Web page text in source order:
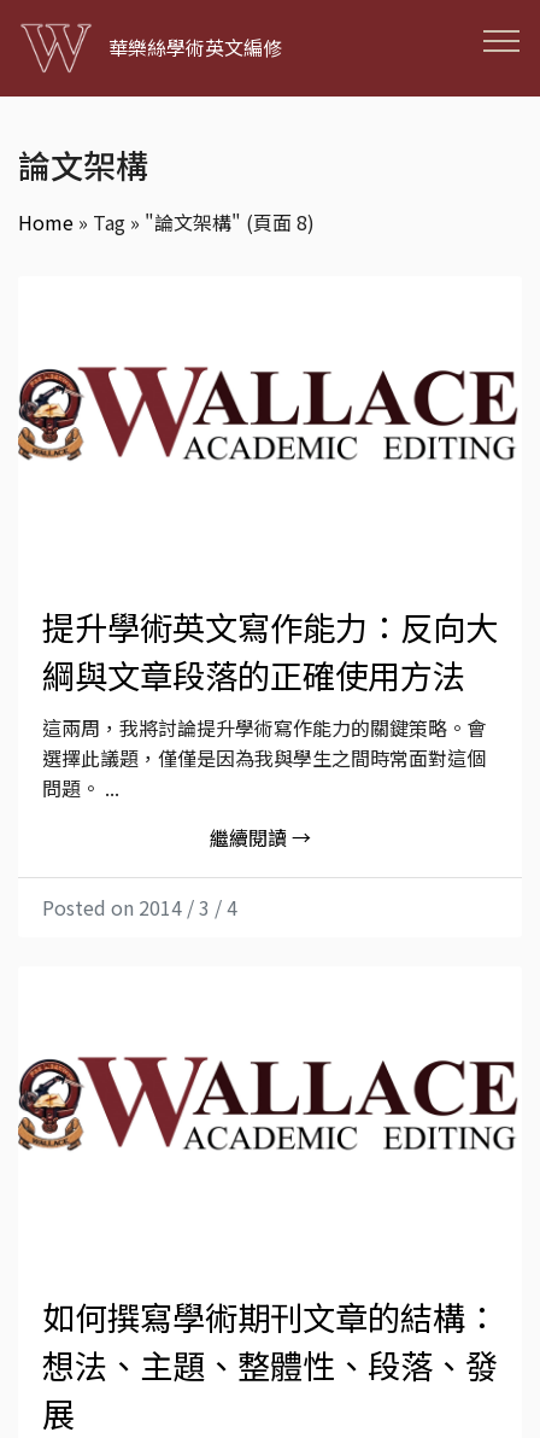
華樂絲學術英文編修
論文架構
Home » Tag » "論文架構" (頁面 8)
提升學術英文寫作能力：反向大
綱與文章段落的正確使用方法
這兩周，我將討論提升學術寫作能力的關鍵策略。會
選擇此議題，僅僅是因為我與學生之間時常面對這個
問題。 ...
繼續閱讀 →
Posted on 2014 / 3 / 4
如何撰寫學術期刊文章的結構：
想法、主題、整體性、段落、發
展